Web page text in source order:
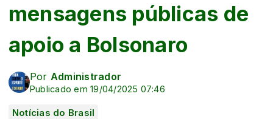
mensagens públicas de
apoio a Bolsonaro
Por Administrador
Publicado em 19/04/2025 07:46
Notícias do Brasil